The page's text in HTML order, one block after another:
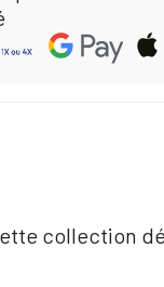
collection